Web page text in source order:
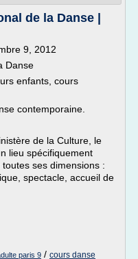
de la Danse |
9, 2012
Danse
enfants, cours
contemporaine.
de la Culture, le
lieu spécifiquement
ses dimensions :
spectacle, accueil de
paris 9 / cours danse